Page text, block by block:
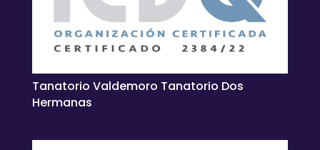
Tanatorio Valdemoro Tanatorio Dos
Hermanas